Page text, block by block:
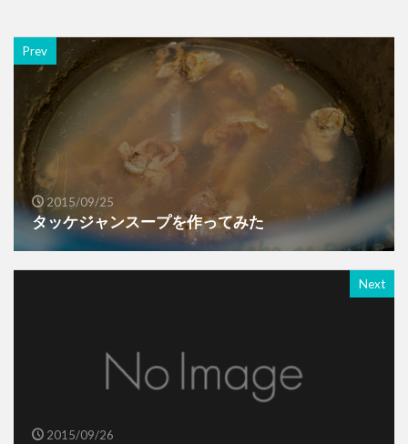
Prev
2015/09/25
タッケジャンスープを作ってみた
Next
2015/09/26